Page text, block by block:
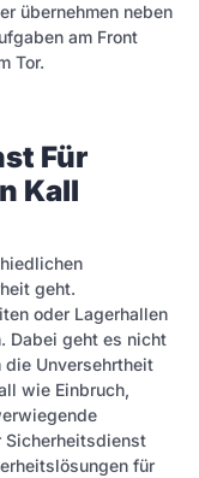
übernehmen neben
am Front
Tor.
Für
Kall
geht.
oder Lagerhallen
Dabei geht es nicht
die Unversehrtheit
wie Einbruch,
Sicherheitsdienst
für